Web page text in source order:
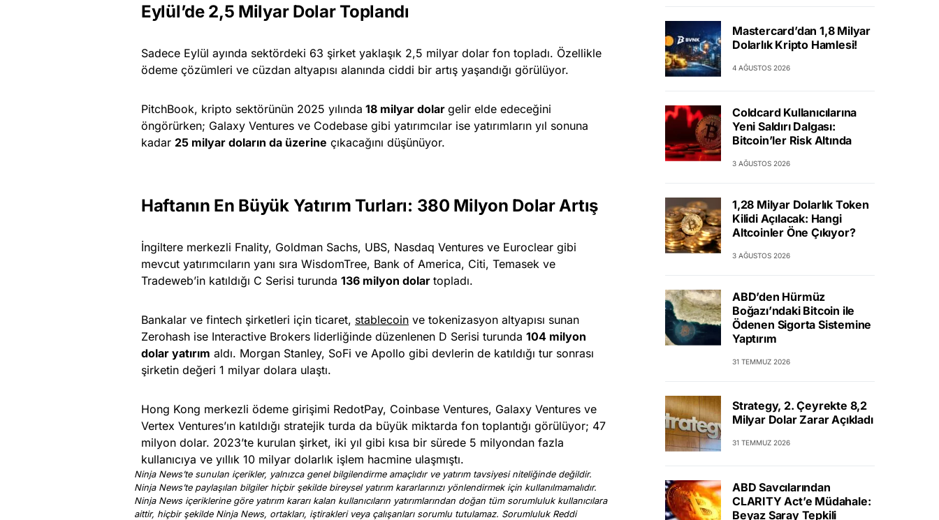
Eylül’de 2,5 Milyar Dolar Toplandı
Sadece Eylül ayında sektördeki 63 şirket yaklaşık 2,5 milyar dolar fon topladı. Özellikle
ödeme çözümleri ve cüzdan altyapısı alanında ciddi bir artış yaşandığı görülüyor.
PitchBook, kripto sektörünün 2025 yılında 18 milyar dolar gelir elde edeceğini
öngörürken; Galaxy Ventures ve Codebase gibi yatırımcılar ise yatırımların yıl sonuna
kadar 25 milyar doların da üzerine çıkacağını düşünüyor.
Haftanın En Büyük Yatırım Turları: 380 Milyon Dolar Artış
İngiltere merkezli Fnality, Goldman Sachs, UBS, Nasdaq Ventures ve Euroclear gibi
mevcut yatırımcıların yanı sıra WisdomTree, Bank of America, Citi, Temasek ve
Tradeweb’in katıldığı C Serisi turunda 136 milyon dolar topladı.
Bankalar ve fintech şirketleri için ticaret, stablecoin ve tokenizasyon altyapısı sunan
Zerohash ise Interactive Brokers liderliğinde düzenlenen D Serisi turunda 104 milyon
dolar yatırım aldı. Morgan Stanley, SoFi ve Apollo gibi devlerin de katıldığı tur sonrası
şirketin değeri 1 milyar dolara ulaştı.
Hong Kong merkezli ödeme girişimi RedotPay, Coinbase Ventures, Galaxy Ventures ve
Vertex Ventures’ın katıldığı stratejik turda da büyük miktarda fon toplantığı görülüyor; 47
milyon dolar. 2023’te kurulan şirket, iki yıl gibi kısa bir sürede 5 milyondan fazla
kullanıcıya ve yıllık 10 milyar dolarlık işlem hacmine ulaşmıştı.
Ninja News’te sunulan içerikler, yalnızca genel bilgilendirme amaçlıdır ve yatırım tavsiyesi niteliğinde değildir.
Ninja News’te paylaşılan bilgiler hiçbir şekilde bireysel yatırım kararlarınızı yönlendirmek için kullanılmamalıdır.
Ninja News içeriklerine göre yatırım kararı kalan kullanıcıların yatırımlarından doğan tüm sorumluluk kullanıcılara
aittir, hiçbir şekilde Ninja News, ortakları, iştirakleri veya çalışanları sorumlu tutulamaz. Sorumluluk Reddi
Mastercard’dan 1,8 Milyar
Dolarlık Kripto Hamlesi!
4 AĞUSTOS 2026
Coldcard Kullanıcılarına
Yeni Saldırı Dalgası:
Bitcoin’ler Risk Altında
3 AĞUSTOS 2026
1,28 Milyar Dolarlık Token
Kilidi Açılacak: Hangi
Altcoinler Öne Çıkıyor?
3 AĞUSTOS 2026
ABD’den Hürmüz
Boğazı’ndaki Bitcoin ile
Ödenen Sigorta Sistemine
Yaptırım
31 TEMMUZ 2026
Strategy, 2. Çeyrekte 8,2
Milyar Dolar Zarar Açıkladı
31 TEMMUZ 2026
ABD Savcılarından
CLARITY Act’e Müdahale:
Beyaz Saray Tepkili